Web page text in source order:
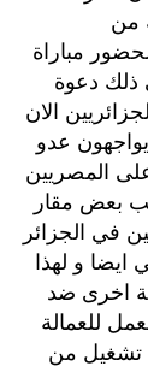
من
مباراة
على ذلك دعوة
الان
عدو
المصريين
بعض مقار
في الجزائر
ايضا و لهذا
اخرى ضد
للعمالة
تشغيل من